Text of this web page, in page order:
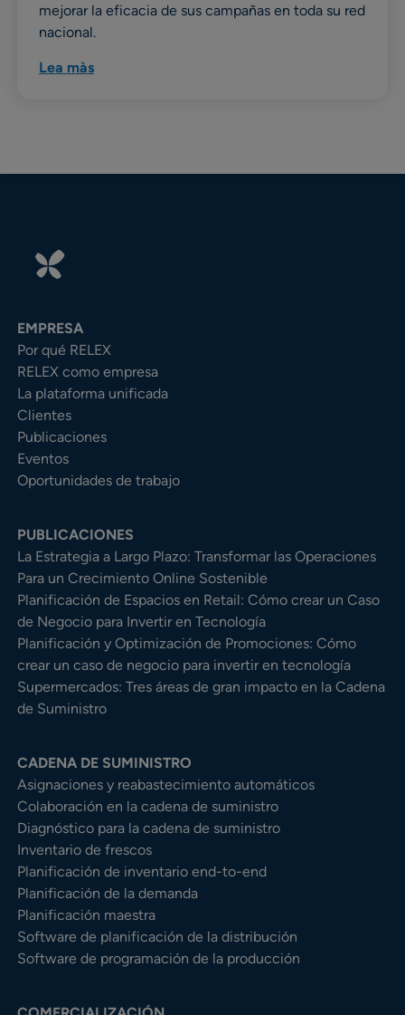
mejorar la eficacia de sus campañas en toda su red
nacional.
Lea màs
EMPRESA
Por qué RELEX
RELEX como empresa
La plataforma unificada
Clientes
Publicaciones
Eventos
Oportunidades de trabajo
PUBLICACIONES
La Estrategia a Largo Plazo: Transformar las Operaciones
Para un Crecimiento Online Sostenible
Planificación de Espacios en Retail: Cómo crear un Caso
de Negocio para Invertir en Tecnología
Planificación y Optimización de Promociones: Cómo
crear un caso de negocio para invertir en tecnología
Supermercados: Tres áreas de gran impacto en la Cadena
de Suministro
CADENA DE SUMINISTRO
Asignaciones y reabastecimiento automáticos
Colaboración en la cadena de suministro
Diagnóstico para la cadena de suministro
Inventario de frescos
Planificación de inventario end-to-end
Planificación de la demanda
Planificación maestra
Software de planificación de la distribución
Software de programación de la producción